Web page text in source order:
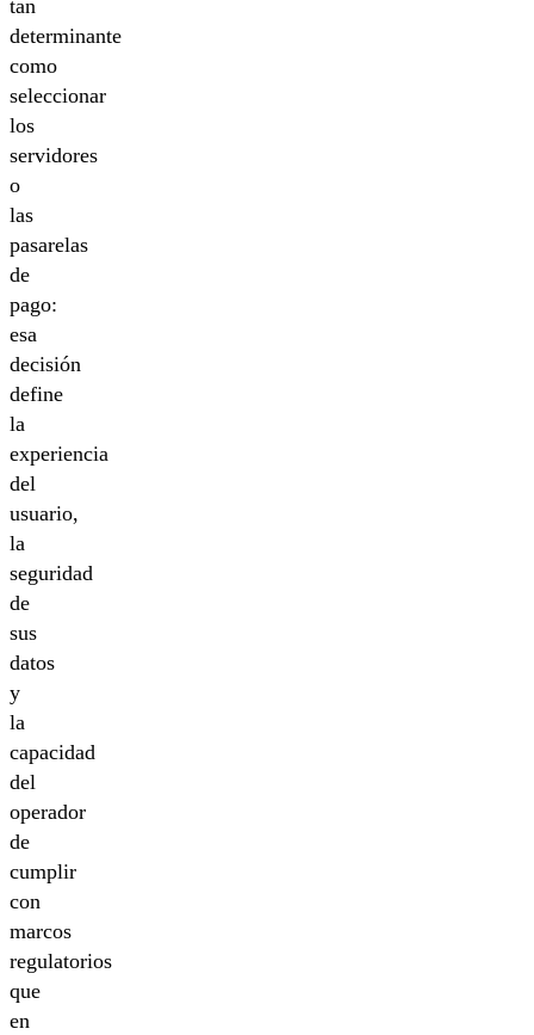
tan
determinante
como
seleccionar
los
servidores
o
las
pasarelas
de
pago:
esa
decisión
define
la
experiencia
del
usuario,
la
seguridad
de
sus
datos
y
la
capacidad
del
operador
de
cumplir
con
marcos
regulatorios
que
en